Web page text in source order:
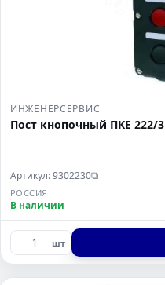
ИНЖЕНЕРСЕРВИС
Пост кнопочный ПКЕ 222/3
Артикул: 9302230⧉
РОССИЯ
В наличии
шт